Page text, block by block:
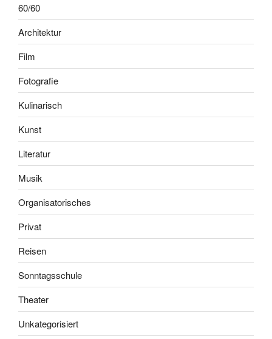
60/60
Architektur
Film
Fotografie
Kulinarisch
Kunst
Literatur
Musik
Organisatorisches
Privat
Reisen
Sonntagsschule
Theater
Unkategorisiert